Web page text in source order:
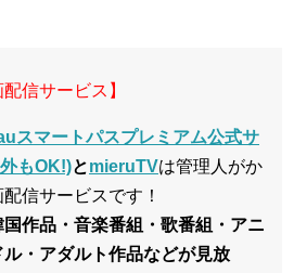
信サービス】
スマートパスプレミアム公式サ
もOK!)とmieruTVは管理人がか
信サービスです！
作品・音楽番組・歌番組・アニ
・アダルト作品などが見放